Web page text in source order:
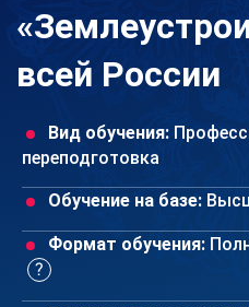
всей России
Вид обучения:
переподготовка
Обучение на базе:
Формат обучения: